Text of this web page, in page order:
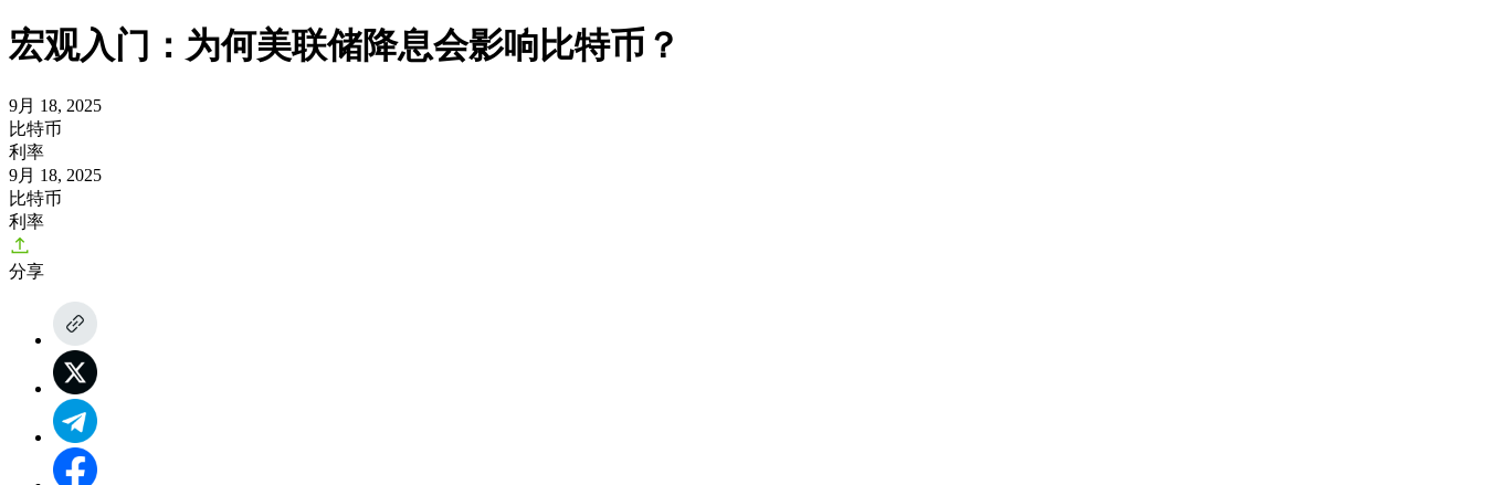
宏观入门：为何美联储降息会影响比特币？
9月 18, 2025
比特币
利率
9月 18, 2025
比特币
利率
分享